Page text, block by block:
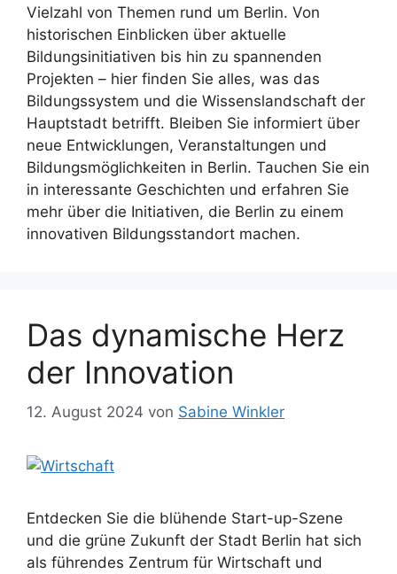
Vielzahl von Themen rund um Berlin. Von
historischen Einblicken über aktuelle
Bildungsinitiativen bis hin zu spannenden
Projekten – hier finden Sie alles, was das
Bildungssystem und die Wissenslandschaft der
Hauptstadt betrifft. Bleiben Sie informiert über
neue Entwicklungen, Veranstaltungen und
Bildungsmöglichkeiten in Berlin. Tauchen Sie ein
in interessante Geschichten und erfahren Sie
mehr über die Initiativen, die Berlin zu einem
innovativen Bildungsstandort machen.
Das dynamische Herz
der Innovation
12. August 2024 von Sabine Winkler
Entdecken Sie die blühende Start-up-Szene
und die grüne Zukunft der Stadt Berlin hat sich
als führendes Zentrum für Wirtschaft und